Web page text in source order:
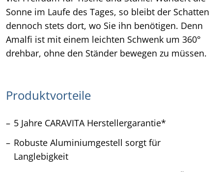
Sonne im Laufe des Tages, so bleibt der Schatten
dennoch stets dort, wo Sie ihn benötigen. Denn
Amalfi ist mit einem leichten Schwenk um 360°
drehbar, ohne den Ständer bewegen zu müssen.
Produktvorteile
5 Jahre CARAVITA Herstellergarantie*
Robuste Aluminiumgestell sorgt für
Langlebigkeit